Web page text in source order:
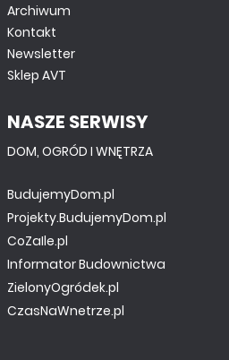
Archiwum
Kontakt
Newsletter
Sklep AVT
NASZE SERWISY
DOM, OGRÓD I WNĘTRZA
BudujemyDom.pl
Projekty.BudujemyDom.pl
CoZaIle.pl
Informator Budownictwa
ZielonyOgródek.pl
CzasNaWnetrze.pl